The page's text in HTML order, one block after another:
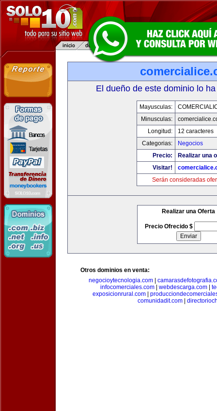
El dueño de este dominio lo
Mayusculas:
Minusculas:
Longitud:
12 caracteres
Categorias:
Negocios
Precio:
Realizar una
Visitar!
Serán consideradas
Realizar una Oferta
Precio Ofrecido $
Otros dominios en venta:
negocioytecnologia.com
infocomerciales.com| webdescarga.com|
exposicionrural.com
comunidadit.com|